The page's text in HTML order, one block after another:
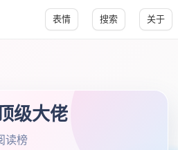
表情 搜索 关于
级大佬
读榜